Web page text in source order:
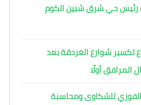
رئيس حي شرق شبين الكوم
تكسير شوارع الغردقة بعد
المرافق أولًا
للشكاوى ومحاسبة